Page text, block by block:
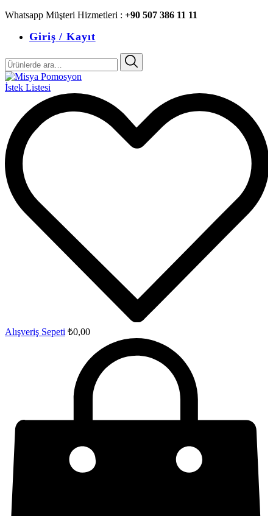
Whatsapp Müşteri Hizmetleri : +90 507 386 11 11
Giriş / Kayıt
Ara:
İstek Listesi
Alışveriş Sepeti ₺0,00